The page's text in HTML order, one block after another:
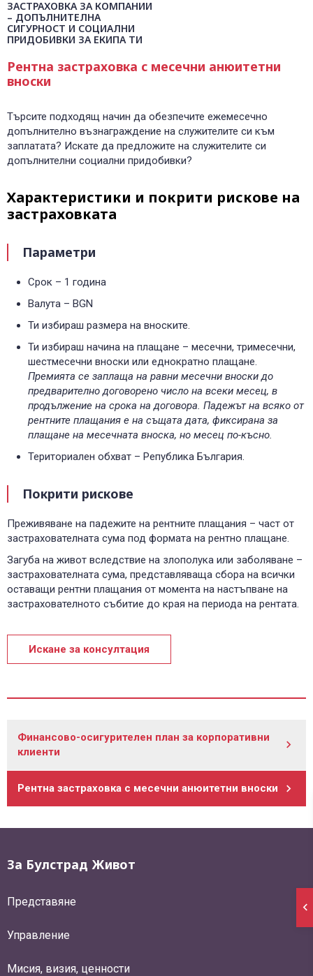
Правила и политики, свързани с обслужването
Плати вноска
ЗАСТРАХОВКА ЗА КОМПАНИИ
– ДОПЪЛНИТЕЛНА
СИГУРНОСТ И СОЦИАЛНИ
ПРИДОБИВКИ ЗА ЕКИПА ТИ
Рентна застраховка с месечни анюитетни
вноски
Търсите подходящ начин да обезпечите ежемесечно
допълнително възнаграждение на служителите си към
заплатата? Искате да предложите на служителите си
допълнителни социални придобивки?
Характеристики и покрити рискове на
застраховката
Параметри
Срок – 1 година
Валута – BGN
Ти избираш размера на вноските.
Ти избираш начина на плащане – месечни, тримесечни,
шестмесечни вноски или еднократно плащане.
Премията се заплаща на равни месечни вноски до
предварително договорено число на всеки месец, в
продължение на срока на договора. Падежът на всяко от
рентните плащания е на същата дата, фиксирана за
плащане на месечната вноска, но месец по-късно.
Териториален обхват – Република България.
Покрити рискове
Преживяване на падежите на рентните плащания – част от
застрахователната сума под формата на рентно плащане.
Загуба на живот вследствие на злополука или заболяване –
застрахователната сума, представляваща сбора на всички
оставащи рентни плащания от момента на настъпване на
застрахователното събитие до края на периода на рентата.
Искане за консултация
Финансово-осигурителен план за корпоративни
клиенти
Рентна застраховка с месечни анюитетни вноски
За Булстрад Живот
Представяне
Управление
Мисия, визия, ценности